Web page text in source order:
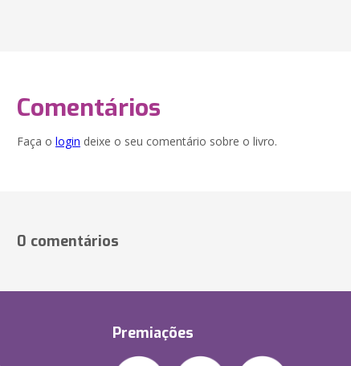
Comentários
Faça o login deixe o seu comentário sobre o livro.
0 comentários
Premiações